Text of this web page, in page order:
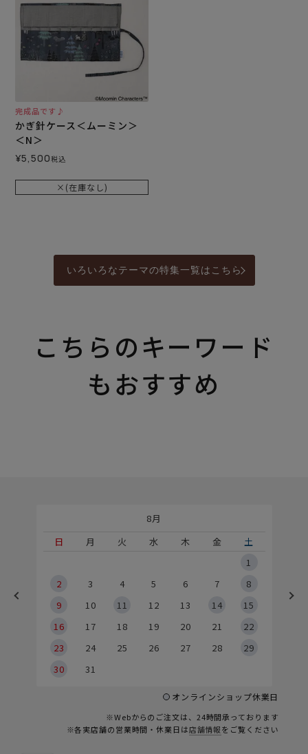
完成品です♪
かぎ針ケース＜ムーミン＞
＜N＞
¥5,500税込
×(在庫なし)
いろいろなテーマの特集一覧はこちら
こちらのキーワード
もおすすめ
8月
日
月 火 水 木 金
土
1
2
3 4 5 6 7
8
9
10 11 12 13 14
15
16
17 18 19 20 21
22
23
24 25 26 27 28
29
30
31
オンラインショップ休業日
※Webからのご注文は、24時間承っております
※各実店舗の営業時間・休業日は店舗情報をご覧ください